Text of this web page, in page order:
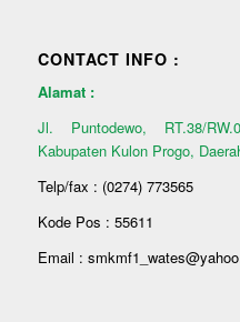
CONTACT INFO :
Alamat :
Jl. Puntodewo, RT.38/
Kabupaten Kulon Progo,
Telp/fax : (0274) 773565
Kode Pos : 55611
Email :